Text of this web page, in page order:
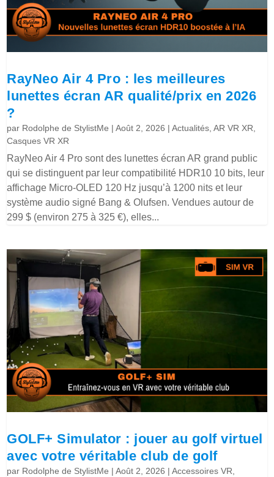
RayNeo Air 4 Pro : les meilleures
lunettes écran AR qualité/prix en 2026
?
par Rodolphe de StylistMe |Août 2, 2026 |Actualités,AR VR XR,
Casques VR XR
RayNeo Air 4 Pro sont des lunettes écran AR grand public
qui se distinguent par leur compatibilité HDR10 10 bits, leur
affichage Micro-OLED 120 Hz jusqu’à 1200 nits et leur
système audio signé Bang & Olufsen. Vendues autour de
299 $ (environ 275 à 325 €), elles...
GOLF+ Simulator : jouer au golf virtuel
avec votre véritable club de golf
par Rodolphe de StylistMe |Août 2, 2026 |Accessoires VR,